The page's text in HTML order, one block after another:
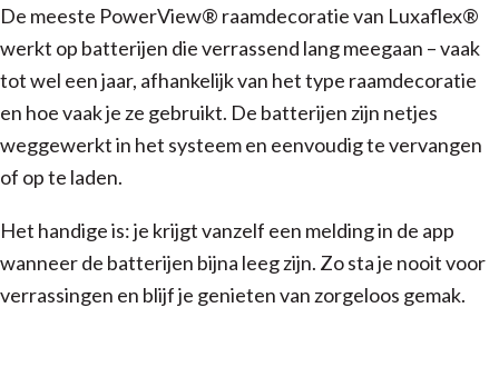
De meeste PowerView® raamdecoratie van Luxaflex®
werkt op batterijen die verrassend lang meegaan – vaak
tot wel een jaar, afhankelijk van het type raamdecoratie
en hoe vaak je ze gebruikt. De batterijen zijn netjes
weggewerkt in het systeem en eenvoudig te vervangen
of op te laden.
Het handige is: je krijgt vanzelf een melding in de app
wanneer de batterijen bijna leeg zijn. Zo sta je nooit voor
verrassingen en blijf je genieten van zorgeloos gemak.